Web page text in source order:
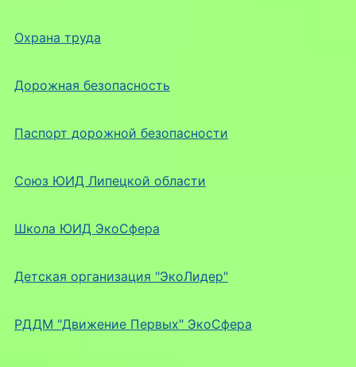
Охрана труда
Дорожная безопасность
Паспорт дорожной безопасности
Союз ЮИД Липецкой области
Школа ЮИД ЭкоСфера
Детская организация "ЭкоЛидер"
РДДМ "Движение Первых" ЭкоСфера